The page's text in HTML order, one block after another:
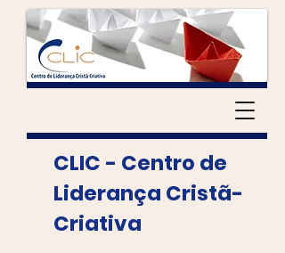
CLIC - Centro de
Liderança Cristã-
Criativa